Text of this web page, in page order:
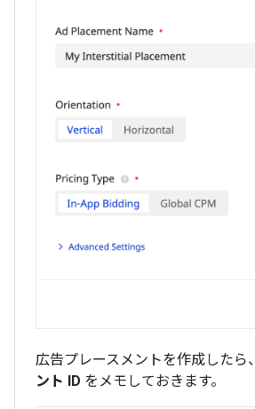
広告プレースメントを作成したら、
ント ID をメモしておきます。